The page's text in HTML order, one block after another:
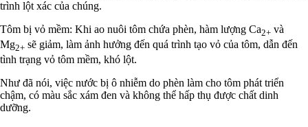
trình lột xác của chúng.
Tôm bị vỏ mềm: Khi ao nuôi tôm chứa phèn, hàm lượng Ca2+ và
Mg2+ sẽ giảm, làm ảnh hưởng đến quá trình tạo vỏ của tôm, dẫn đến
tình trạng vỏ tôm mềm, khó lột.
Như đã nói, việc nước bị ô nhiễm do phèn làm cho tôm phát triển
chậm, có màu sắc xám đen và không thể hấp thụ được chất dinh
dưỡng.